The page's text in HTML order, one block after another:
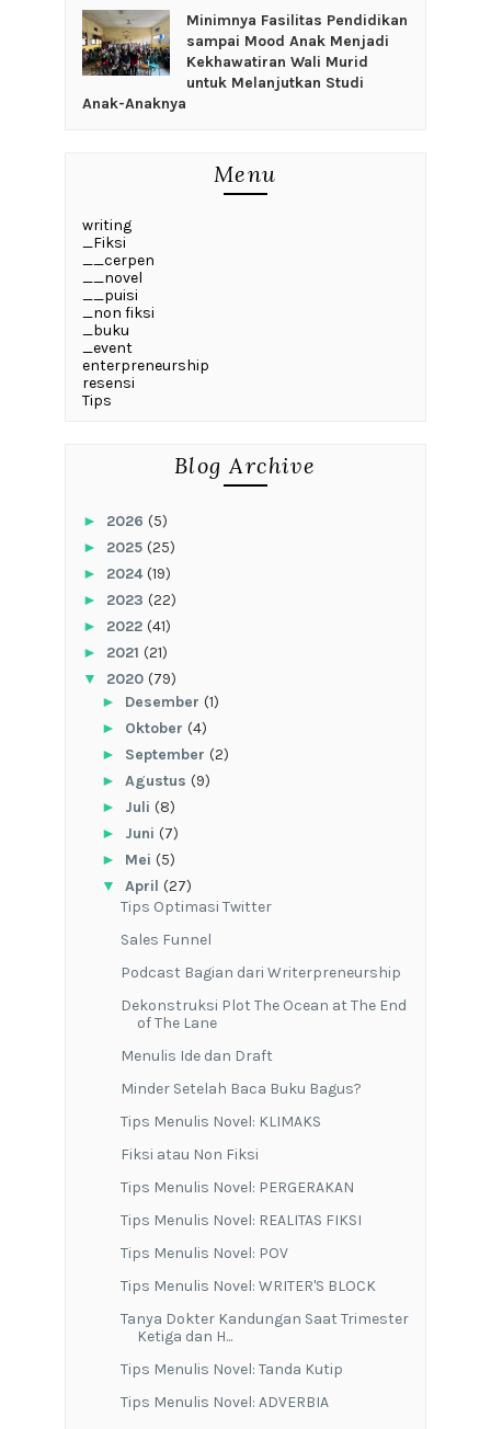
‎Minimnya Fasilitas Pendidikan
sampai Mood Anak Menjadi
Kekhawatiran Wali Murid
untuk Melanjutkan Studi
Anak-Anaknya
Menu
writing
_Fiksi
__cerpen
__novel
__puisi
_non fiksi
_buku
_event
enterpreneurship
resensi
Tips
Blog Archive
► 2026 (5)
► 2025 (25)
► 2024(19)
► 2023 (22)
► 2022 (41)
► 2021 (21)
▼ 2020 (79)
► Desember (1)
► Oktober (4)
► September (2)
► Agustus (9)
► Juli (8)
► Juni (7)
► Mei (5)
▼ April (27)
Tips Optimasi Twitter
Sales Funnel
Podcast Bagian dari Writerpreneurship
Dekonstruksi Plot The Ocean at The End
of The Lane
Menulis Ide dan Draft
Minder Setelah Baca Buku Bagus?
Tips Menulis Novel: KLIMAKS
Fiksi atau Non Fiksi
Tips Menulis Novel: PERGERAKAN
Tips Menulis Novel: REALITAS FIKSI
Tips Menulis Novel: POV
Tips Menulis Novel: WRITER'S BLOCK
Tanya Dokter Kandungan Saat Trimester
Ketiga dan H...
Tips Menulis Novel: Tanda Kutip
Tips Menulis Novel: ADVERBIA